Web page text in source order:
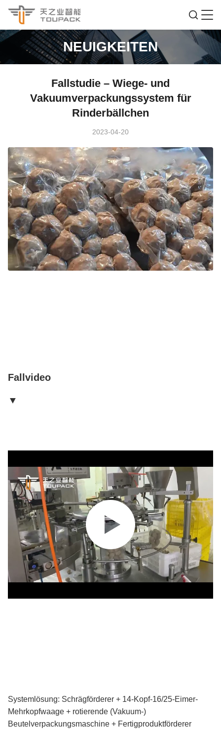
NEUIGKEITEN
Fallstudie – Wiege- und
Vakuumverpackungssystem für
Rinderbällchen
2023-04-20
Fallvideo
▼
Systemlösung: Schrägförderer + 14-Kopf-16/25-Eimer-
Mehrkopfwaage + rotierende (Vakuum-)
Beutelverpackungsmaschine + Fertigproduktförderer